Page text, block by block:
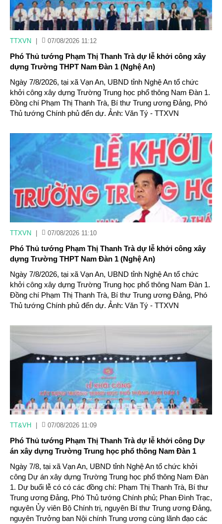
TTXVN 07/08/2026 11:12
Phó Thủ tướng Phạm Thị Thanh Trà dự lễ khởi công xây
dựng Trường THPT Nam Đàn 1 (Nghệ An)
Ngày 7/8/2026, tại xã Vạn An, UBND tỉnh Nghệ An tổ chức
khởi công xây dựng Trường Trung học phổ thông Nam Đàn 1.
Đồng chí Phạm Thị Thanh Trà, Bí thư Trung ương Đảng, Phó
Thủ tướng Chính phủ đến dự. Ảnh: Văn Tý - TTXVN
TTXVN 07/08/2026 11:10
Phó Thủ tướng Phạm Thị Thanh Trà dự lễ khởi công xây
dựng Trường THPT Nam Đàn 1 (Nghệ An)
Ngày 7/8/2026, tại xã Vạn An, UBND tỉnh Nghệ An tổ chức
khởi công xây dựng Trường Trung học phổ thông Nam Đàn 1.
Đồng chí Phạm Thị Thanh Trà, Bí thư Trung ương Đảng, Phó
Thủ tướng Chính phủ đến dự. Ảnh: Văn Tý - TTXVN
TT&VH 07/08/2026 11:09
Phó Thủ tướng Phạm Thị Thanh Trà dự lễ khởi công Dự
án xây dựng Trường Trung học phổ thông Nam Đàn 1
Ngày 7/8, tại xã Vạn An, UBND tỉnh Nghệ An tổ chức khởi
công Dự án xây dựng Trường Trung học phổ thông Nam Đàn
1. Dự buổi lễ có có các đồng chí: Phạm Thị Thanh Trà, Bí thư
Trung ương Đảng, Phó Thủ tướng Chính phủ; Phan Đình Trạc,
nguyên Ủy viên Bộ Chính trị, nguyên Bí thư Trung ương Đảng,
nguyên Trưởng ban Nội chính Trung ương cùng lãnh đạo các